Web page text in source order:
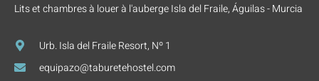
Lits et chambres à louer à l'auberge Isla del Fraile, Águilas - Murcia
Urb. Isla del Fraile Resort, Nº 1
equipazo@taburetehostel.com